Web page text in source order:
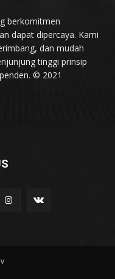
berkomitmen
dapat dipercaya. Kami
dan mudah
tinggi prinsip
© 2021